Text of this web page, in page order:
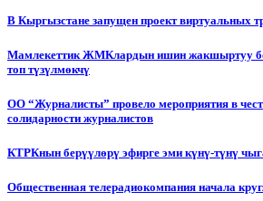
В Кыргызстане запущен проект виртуальных
Мамлекеттик ЖМКлардын ишин жакшыртуу
топ түзүлмөкчү
ОО “Журналисты” провело мероприятия в
солидарности журналистов
КТРКнын берүүлөрү эфирге эми күнү-түнү
Общественная телерадиокомпания начала